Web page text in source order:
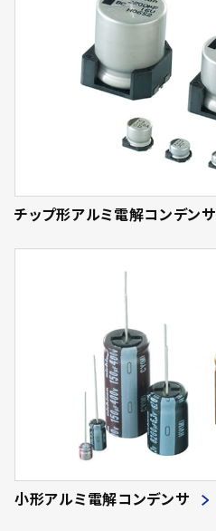
チップ形アルミ電解コンデンサ
小形アルミ電解コンデンサ